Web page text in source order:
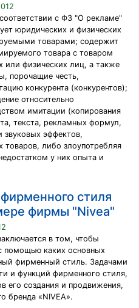
с ФЗ "О рекламе"
юридических и физических
товарами; содержит
товара с товаром
или физических лиц, а также
порочащие честь,
конкурента (конкурентов);
относительно
имитации (копирования
текста, рекламных формул,
эффектов,
товаров, либо злоупотребляя
у них опыта и
стиля
фирмы "Nivea"
в том, чтобы
помощью каких основных
фирменный стиль. Задачами
и функций фирменного стиля,
его создания и продвижения,
бренда «NIVEA».